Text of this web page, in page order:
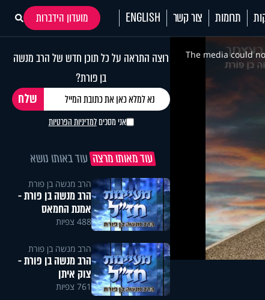
תרומות צור קשר ENGLISH
מועדון הידברות
This
modalThe media could
רוצה התראה על כל תוכן חדש של הרב מנשה
בן פורת?
אני מסכיםלמדיניות הפרטיות
עוד מאותו מרצה עוד באותו נושא
הרב מנשה בן פורת
הרב מנשה בן פורת -
אמנת החמאס
488 צפיות
הרב מנשה בן פורת
הרב מנשה בן פורת -
צוק איתן
761 צפיות